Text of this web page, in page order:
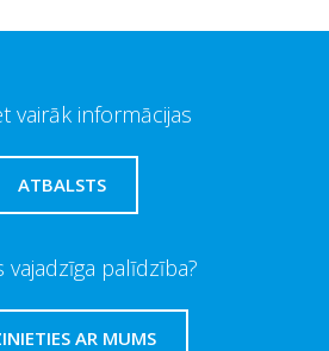
vairāk informācijas
ATBALSTS
vajadzīga palīdzība?
AR MUMS